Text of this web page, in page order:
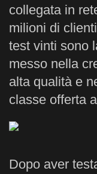
collegata in
milioni di
test vinti sono
messo nella
alta qualità e
classe offerta
Dopo aver